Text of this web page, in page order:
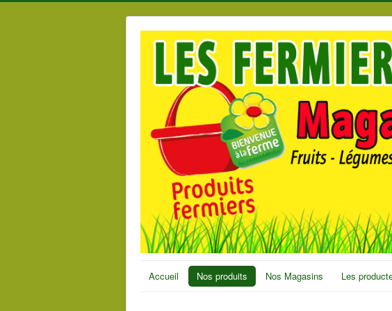
Accueil Nos produits Nos Magasins Les